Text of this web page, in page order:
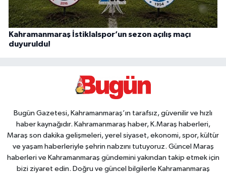
Kahramanmaraş İstiklalspor’un sezon açılış maçı
duyuruldu!
Bugün Gazetesi, Kahramanmaraş’ın tarafsız, güvenilir ve hızlı
haber kaynağıdır. Kahramanmaraş haber, K.Maraş haberleri,
Maraş son dakika gelişmeleri, yerel siyaset, ekonomi, spor, kültür
ve yaşam haberleriyle şehrin nabzını tutuyoruz. Güncel Maraş
haberleri ve Kahramanmaraş gündemini yakından takip etmek için
bizi ziyaret edin. Doğru ve güncel bilgilerle Kahramanmaraş